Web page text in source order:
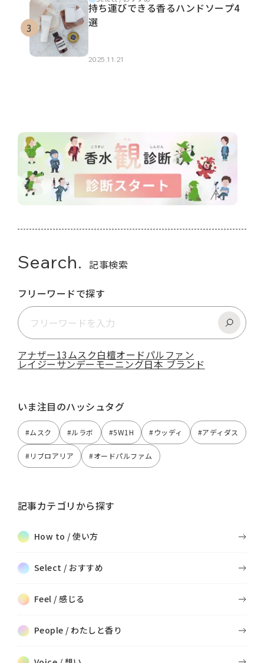
持ち運びできる香るハンドソープ4
選
2025.11.21
Search. 記事検索
フリーワードで探す
アナザー13ムスク白檀オードパルファン
レイジーサンデーモーニング日本 ブランド
いま注目のハッシュタグ
#ムスク #ルラボ #5W1H #ウッディ #アディダス
#リブロアリア #オードパルファム
記事カテゴリから探す
How to / 使い方
Select / おすすめ
Feel / 感じる
People / わたしと香り